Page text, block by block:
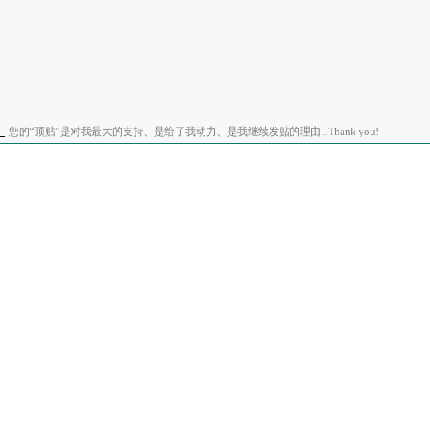
您的“顶贴”是对我最大的支持、是给了我动力、是我继续发贴的理由...Thank you!